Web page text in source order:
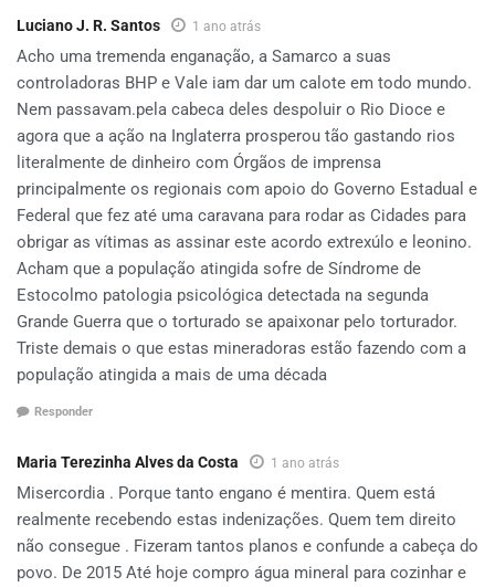
Luciano J. R. Santos 1 ano atrás
Acho uma tremenda enganação, a Samarco a suas
controladoras BHP e Vale iam dar um calote em todo mundo.
Nem passavam.pela cabeca deles despoluir o Rio Dioce e
agora que a ação na Inglaterra prosperou tão gastando rios
literalmente de dinheiro com Órgãos de imprensa
principalmente os regionais com apoio do Governo Estadual e
Federal que fez até uma caravana para rodar as Cidades para
obrigar as vítimas as assinar este acordo extrexúlo e leonino.
Acham que a população atingida sofre de Síndrome de
Estocolmo patologia psicológica detectada na segunda
Grande Guerra que o torturado se apaixonar pelo torturador.
Triste demais o que estas mineradoras estão fazendo com a
população atingida a mais de uma década
Responder
Maria Terezinha Alves da Costa 1 ano atrás
Misercordia . Porque tanto engano é mentira. Quem está
realmente recebendo estas indenizações. Quem tem direito
não consegue . Fizeram tantos planos e confunde a cabeça do
povo. De 2015 Até hoje compro água mineral para cozinhar e